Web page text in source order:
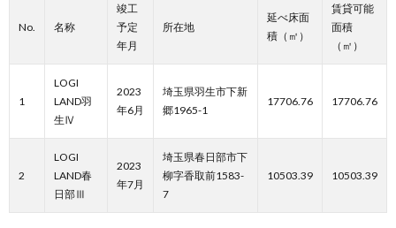
No. 名称
竣工
予定
年月
所在地
延べ床面
積（㎡）
賃貸可能
面積
（㎡）
1
LOGI
LAND羽
生Ⅳ
2023
年6月
埼玉県羽生市下新
郷1965-1
17706.76 17706.76
2
LOGI
LAND春
日部Ⅲ
2023
年7月
埼玉県春日部市下
柳字香取前1583-
7
10503.39 10503.39